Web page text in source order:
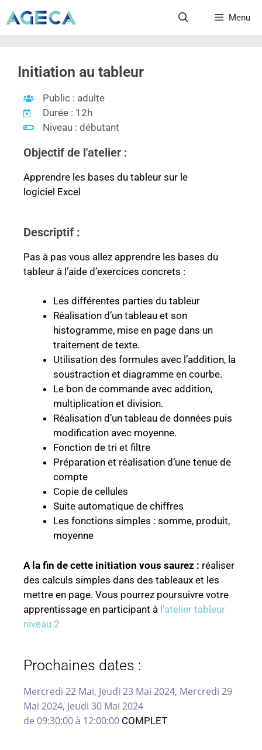
Menu
Initiation au tableur
Public : adulte
Durée : 12h
Niveau : débutant
Objectif de l'atelier :
Apprendre les bases du tableur sur le
logiciel Excel
Descriptif :
Pas à pas vous allez apprendre les bases du
tableur à l’aide d’exercices concrets :
Les différentes parties du tableur
Réalisation d’un tableau et son
histogramme, mise en page dans un
traitement de texte.
Utilisation des formules avec l’addition, la
soustraction et diagramme en courbe.
Le bon de commande avec addition,
multiplication et division.
Réalisation d’un tableau de données puis
modification avec moyenne.
Fonction de tri et filtre
Préparation et réalisation d’une tenue de
compte
Copie de cellules
Suite automatique de chiffres
Les fonctions simples : somme, produit,
moyenne
A la fin de cette initiation vous saurez : réaliser
des calculs simples dans des tableaux et les
mettre en page. Vous pourrez poursuivre votre
apprentissage en participant à l’atelier tableur
niveau 2
Prochaines dates :
Mercredi 22 Mai, Jeudi 23 Mai 2024, Mercredi 29
Mai 2024, Jeudi 30 Mai 2024
de 09:30:00 à 12:00:00 COMPLET